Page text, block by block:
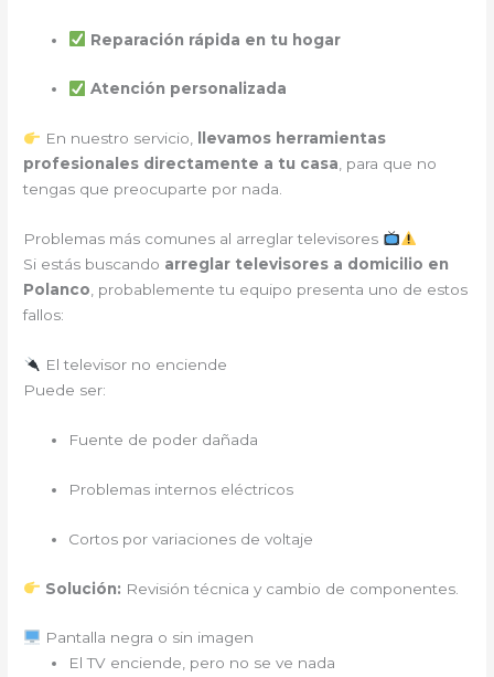
Reparación rápida en tu hogar
Atención personalizada
En nuestro servicio,
llevamos herramientas
profesionales directamente a tu casa, para que no
tengas que preocuparte por nada.
Problemas más comunes al arreglar televisores
Si estás buscando arreglar televisores a domicilio en
Polanco , probablemente tu equipo presenta uno de estos
fallos:
El televisor no enciende
Puede ser:
Fuente de poder dañada
Problemas internos eléctricos
Cortos por variaciones de voltaje
Solución: Revisión técnica y cambio de componentes.
Pantalla negra o sin imagen
El TV enciende, pero no se ve nada